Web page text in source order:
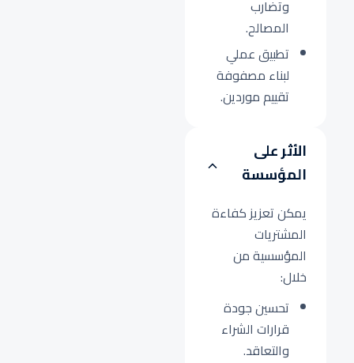
وتضارب
المصالح.
تطبيق عملي
لبناء مصفوفة
تقييم موردين.
الأثر على
المؤسسة
يمكن تعزيز كفاءة
المشتريات
المؤسسية من
خلال:
تحسين جودة
قرارات الشراء
والتعاقد.